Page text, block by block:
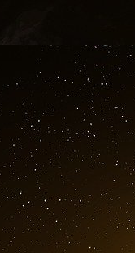
bon ! on
[après un
misérable
qu’après avoir
dans un
cas un
(surtout
autre » ! À
sommes-nous
Gageons que